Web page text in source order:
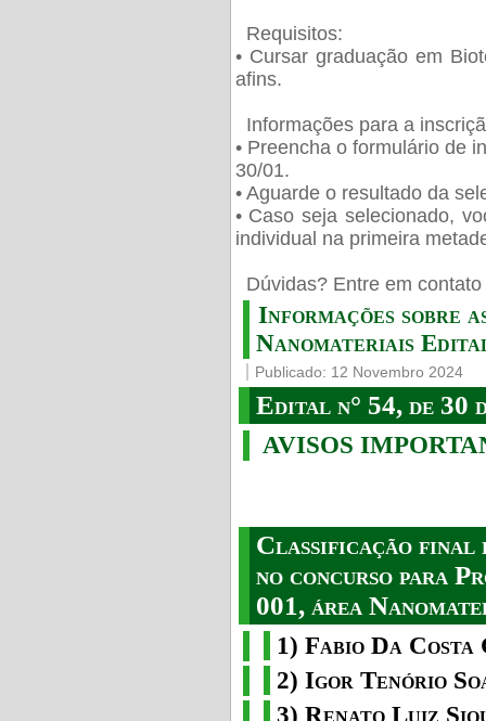
Requisitos:
• Cursar graduação em
afins.
Informações para a
• Preencha o formulário de
30/01.
• Aguarde o resultado da
• Caso seja selecionado,
individual na primeira
Dúvidas? Entre em
Informações sobre
Nanomateriais
Publicado: 12 Novembro 2024
Edital n° 54, de 30
AVISOS
Classificação final
no concurso para
001, área
1) Fabio Da
2) Igor Tenório
3) Renato Luiz